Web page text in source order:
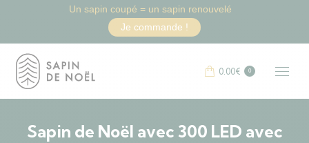
0.00€ 0
Sapin de Noël avec 300 LED avec
Un sapin coupé = un sapin renouvelé
Je commande !